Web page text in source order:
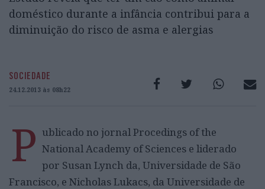
doméstico durante a infância contribui para a
diminuição do risco de asma e alergias
SOCIEDADE
24.12.2013 às 08h22
P ublicado no jornal Procedings of the
National Academy of Sciences e liderado
por Susan Lynch da, Universidade de São
Francisco, e Nicholas Lukacs, da Universidade de